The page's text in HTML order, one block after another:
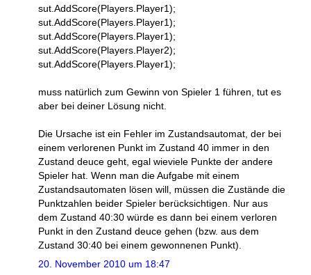
sut.AddScore(Players.Player1);
sut.AddScore(Players.Player1);
sut.AddScore(Players.Player1);
sut.AddScore(Players.Player2);
sut.AddScore(Players.Player1);
muss natürlich zum Gewinn von Spieler 1 führen, tut es
aber bei deiner Lösung nicht.
Die Ursache ist ein Fehler im Zustandsautomat, der bei
einem verlorenen Punkt im Zustand 40 immer in den
Zustand deuce geht, egal wieviele Punkte der andere
Spieler hat. Wenn man die Aufgabe mit einem
Zustandsautomaten lösen will, müssen die Zustände die
Punktzahlen beider Spieler berücksichtigen. Nur aus
dem Zustand 40:30 würde es dann bei einem verloren
Punkt in den Zustand deuce gehen (bzw. aus dem
Zustand 30:40 bei einem gewonnenen Punkt).
20. November 2010 um 18:47